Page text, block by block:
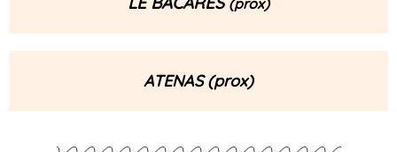
(prox)
ATENAS (prox)